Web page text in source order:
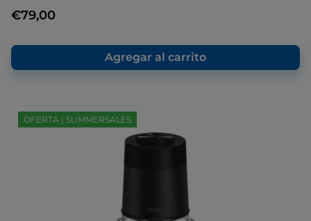
€79,00
Agregar al carrito
OFERTA | SUMMERSALES